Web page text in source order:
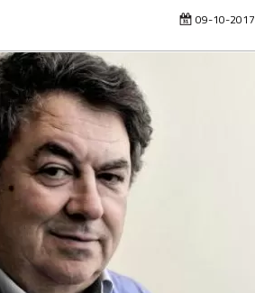
09-10-2017